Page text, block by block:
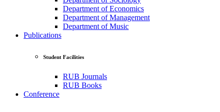
Department of Economics
Department of Management
Department of Music
Publications
Student Facilities
RUB Journals
RUB Books
Conference